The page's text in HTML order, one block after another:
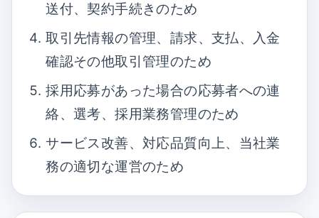
送付、契約手続きのため
取引先情報の管理、請求、支払、入金
確認その他取引管理のため
採用応募があった場合の応募者への連
絡、選考、採用業務管理のため
サービス改善、対応品質向上、当社業
務の適切な運営のため